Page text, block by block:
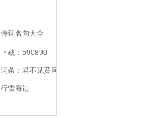
诗词名句大全
下载：590890
词条：君不见黄河之水天上来、君不见走马川
行雪海边